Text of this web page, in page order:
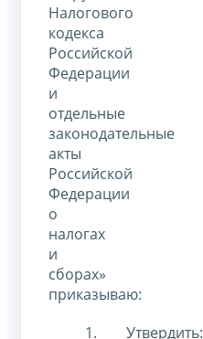
Налогового
кодекса
Российской
Федерации
и
отдельные
законодательные
акты
Российской
Федерации
о
налогах
и
сборах»
приказываю:
Утвердить: